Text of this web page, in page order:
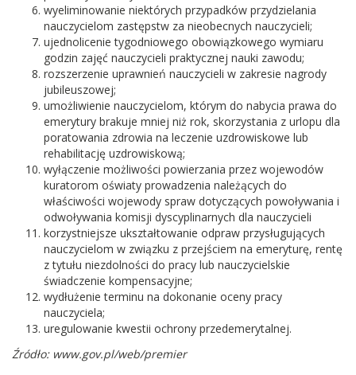
wyeliminowanie niektórych przypadków przydzielania
nauczycielom zastępstw za nieobecnych nauczycieli;
ujednolicenie tygodniowego obowiązkowego wymiaru
godzin zajęć nauczycieli praktycznej nauki zawodu;
rozszerzenie uprawnień nauczycieli w zakresie nagrody
jubileuszowej;
umożliwienie nauczycielom, którym do nabycia prawa do
emerytury brakuje mniej niż rok, skorzystania z urlopu dla
poratowania zdrowia na leczenie uzdrowiskowe lub
rehabilitację uzdrowiskową;
wyłączenie możliwości powierzania przez wojewodów
kuratorom oświaty prowadzenia należących do
właściwości wojewody spraw dotyczących powoływania i
odwoływania komisji dyscyplinarnych dla nauczycieli
korzystniejsze ukształtowanie odpraw przysługujących
nauczycielom w związku z przejściem na emeryturę, rentę
z tytułu niezdolności do pracy lub nauczycielskie
świadczenie kompensacyjne;
wydłużenie terminu na dokonanie oceny pracy
nauczyciela;
uregulowanie kwestii ochrony przedemerytalnej.
Źródło: www.gov.pl/web/premier